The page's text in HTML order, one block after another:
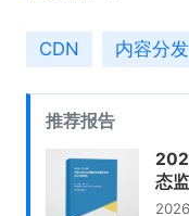
CDN 内容分
推荐报告
态